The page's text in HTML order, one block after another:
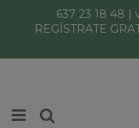
637 23 18 48 |
REGÍSTRATE